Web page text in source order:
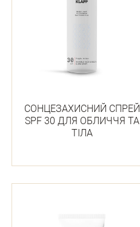
СОНЦЕЗАХИСНИЙ СПРЕЙ
SPF 30 ДЛЯ ОБЛИЧЧЯ ТА
ТІЛА